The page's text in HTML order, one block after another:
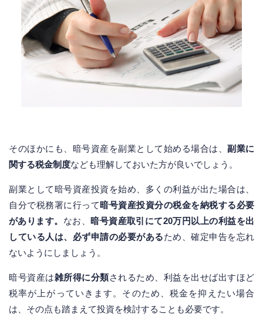
そのほかにも、暗号資産を副業として始める場合は、 副業に
関する税金制度なども理解しておいた方が良いでしょう。
副業として暗号資産投資を始め、多くの利益が出た場合は、
自分で税務署に行って暗号資産投資分の税金を納税する必要
があります。 なお、 暗号資産取引にて20万円以上の利益を出
している人は、必ず申請の必要があるため、確定申告を忘れ
ないようにしましょう。
暗号資産は雑所得に分類されるため、利益を出せば出すほど
税率が上がっていきます。そのため、税金を抑えたい場合
は、その点も踏まえて投資を検討することも必要です。